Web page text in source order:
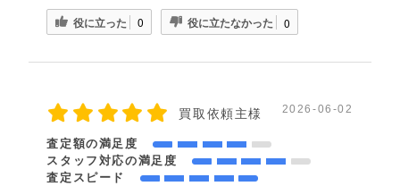
役に立った 0 役に立たなかった 0
買取依頼主様 2026-06-02
査定額の満足度
スタッフ対応の満足度
査定スピード